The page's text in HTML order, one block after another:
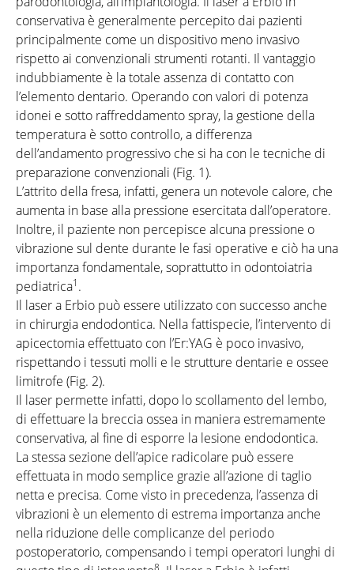
conservativa è generalmente percepito dai pazienti
principalmente come un dispositivo meno invasivo
rispetto ai convenzionali strumenti rotanti. Il vantaggio
indubbiamente è la totale assenza di contatto con
l’elemento dentario. Operando con valori di potenza
idonei e sotto raffreddamento spray, la gestione della
temperatura è sotto controllo, a differenza
dell’andamento progressivo che si ha con le tecniche di
preparazione convenzionali (Fig. 1).
L’attrito della fresa, infatti, genera un notevole calore, che
aumenta in base alla pressione esercitata dall’operatore.
Inoltre, il paziente non percepisce alcuna pressione o
vibrazione sul dente durante le fasi operative e ciò ha una
importanza fondamentale, soprattutto in odontoiatria
pediatrica1 .
Il laser a Erbio può essere utilizzato con successo anche
in chirurgia endodontica. Nella fattispecie, l’intervento di
apicectomia effettuato con l’Er:YAG è poco invasivo,
rispettando i tessuti molli e le strutture dentarie e ossee
limitrofe (Fig. 2).
Il laser permette infatti, dopo lo scollamento del lembo,
di effettuare la breccia ossea in maniera estremamente
conservativa, al fine di esporre la lesione endodontica.
La stessa sezione dell’apice radicolare può essere
effettuata in modo semplice grazie all’azione di taglio
netta e precisa. Come visto in precedenza, l’assenza di
vibrazioni è un elemento di estrema importanza anche
nella riduzione delle complicanze del periodo
postoperatorio, compensando i tempi operatori lunghi di
8